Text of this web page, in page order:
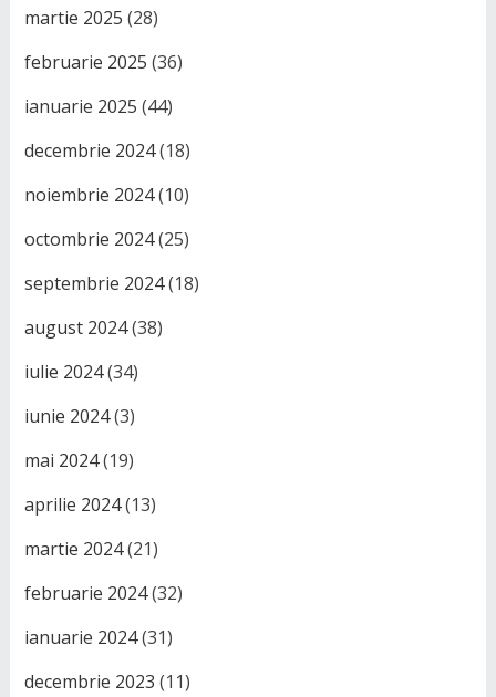
martie 2025 (28)
februarie 2025 (36)
ianuarie 2025 (44)
decembrie 2024(18)
noiembrie 2024(10)
octombrie 2024(25)
septembrie 2024(18)
august 2024(38)
iulie 2024(34)
iunie 2024(3)
mai 2024(19)
aprilie 2024(13)
martie 2024(21)
februarie 2024(32)
ianuarie 2024(31)
decembrie 2023 (11)